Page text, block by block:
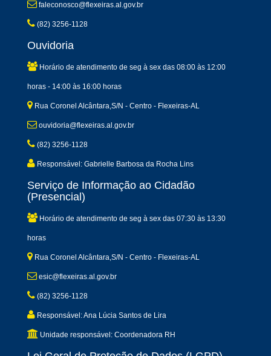
faleconosco@flexeiras.al.gov.br
(82) 3256-1128
Ouvidoria
Horário de atendimento de seg à sex das 08:00 às 12:00
horas - 14:00 às 16:00 horas
Rua Coronel Alcântara,S/N - Centro - Flexeiras-AL
ouvidoria@flexeiras.al.gov.br
(82) 3256-1128
Responsável: Gabrielle Barbosa da Rocha Lins
Serviço de Informação ao Cidadão
(Presencial)
Horário de atendimento de seg à sex das 07:30 às 13:30
horas
Rua Coronel Alcântara,S/N - Centro - Flexeiras-AL
esic@flexeiras.al.gov.br
(82) 3256-1128
Responsável: Ana Lúcia Santos de Lira
Unidade responsável: Coordenadora RH